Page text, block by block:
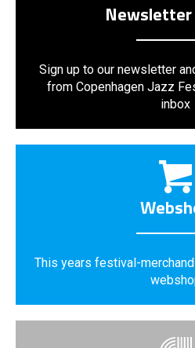
Newsletter
Sign up to our newsletter
from Copenhagen Jazz
inbox
This years festival-